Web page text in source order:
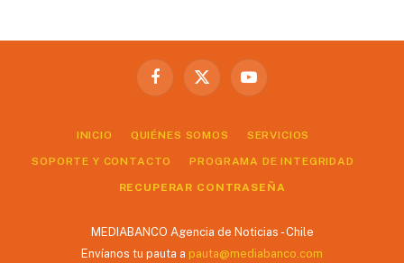
Facebook
X
YouTube
INICIO QUIÉNES SOMOS SERVICIOS
SOPORTE Y CONTACTO PROGRAMA DE INTEGRIDAD
RECUPERAR CONTRASEÑA
MEDIABANCO Agencia de Noticias - Chile
Envíanos tu pauta a pauta@mediabanco.com